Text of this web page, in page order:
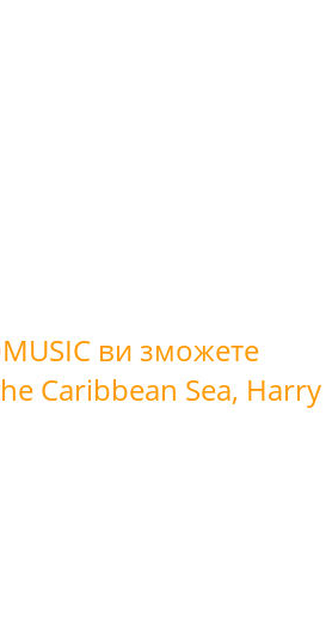
ви зможете
Caribbean Sea, Harry